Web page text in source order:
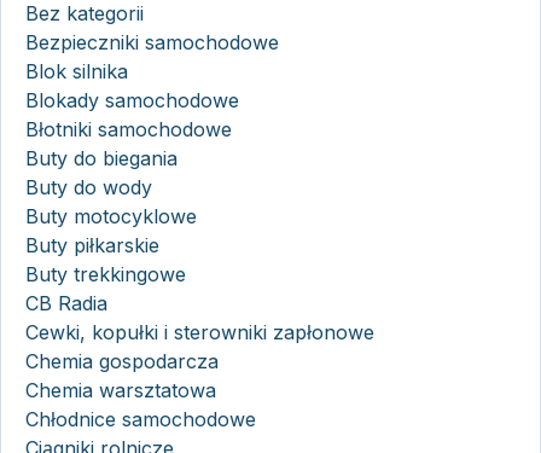
Bez kategorii
Bezpieczniki samochodowe
Blok silnika
Blokady samochodowe
Błotniki samochodowe
Buty do biegania
Buty do wody
Buty motocyklowe
Buty piłkarskie
Buty trekkingowe
CB Radia
Cewki, kopułki i sterowniki zapłonowe
Chemia gospodarcza
Chemia warsztatowa
Chłodnice samochodowe